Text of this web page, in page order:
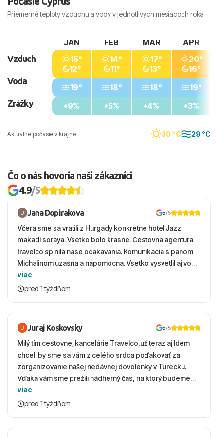
Priemerné teploty vzduchu a vody v jednotlivých mesiacoch roka
Aktuálne počasie v krajine 30 °C 29 °C
Vzduch
Voda
Zrážky
JAN
15°
12°
19°
9%
FEB
14°
11°
18°
5%
MAR
17°
13°
18°
4%
APR
20°
16°
19°
3%
Čo o nás hovoria naši zákazníci
4.9/5
Jana Dopirakova 5/5
Včera sme sa vratili z Hurgady konkretne hotel Jazz
makadi soraya. Vsetko bolo krasne. Cestovna agentura
travelco splnila nase ocakavania. Komunikacia s panom
Michalinom uzasna a napomocna. Vsetko vysvetlil aj vo
vecernych hodinach zaco sa ospravedlnujem. Hotel
krasny, cisty. Sluzby top. Strava, prostredie, more,
viac
pred 1 týždňom
Juraj Koskovsky 5/5
Milý tím cestovnej kancelárie Travelco,už teraz aj Idem
chceli by sme sa vám z celého srdca poďakovať za
zorganizovanie našej nedávnej dovolenky v Turecku.
Vďaka vám sme prežili nádherný čas, na ktorý budeme
ešte dlho s úsmevom spomínať. ​Všetko prebehlo
absolútne hladko – od prvotného výberu zájazdu, cez
viac
pred 1 týždňom